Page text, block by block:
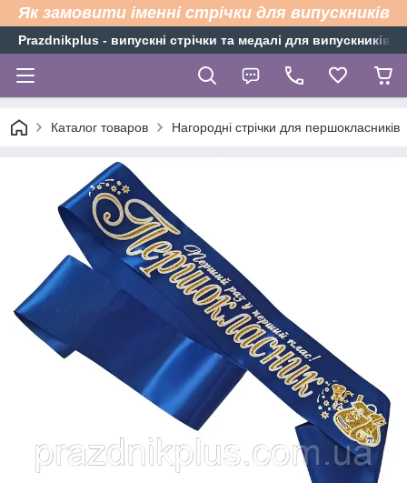
Як замовити іменні стрічки для випускників
Рrazdnikplus - випускні стрічки та медалі для випускників
Каталог товаров Нагородні стрічки для першокласників